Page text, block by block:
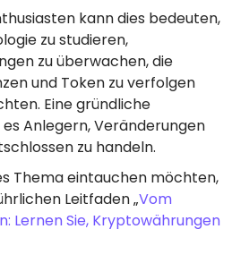
kann dies bedeuten,
zu studieren,
zu überwachen, die
und Token zu verfolgen
Eine gründliche
Anlegern, Veränderungen
zu handeln.
Thema eintauchen möchten,
Leitfaden „Vom
Lernen Sie, Kryptowährungen